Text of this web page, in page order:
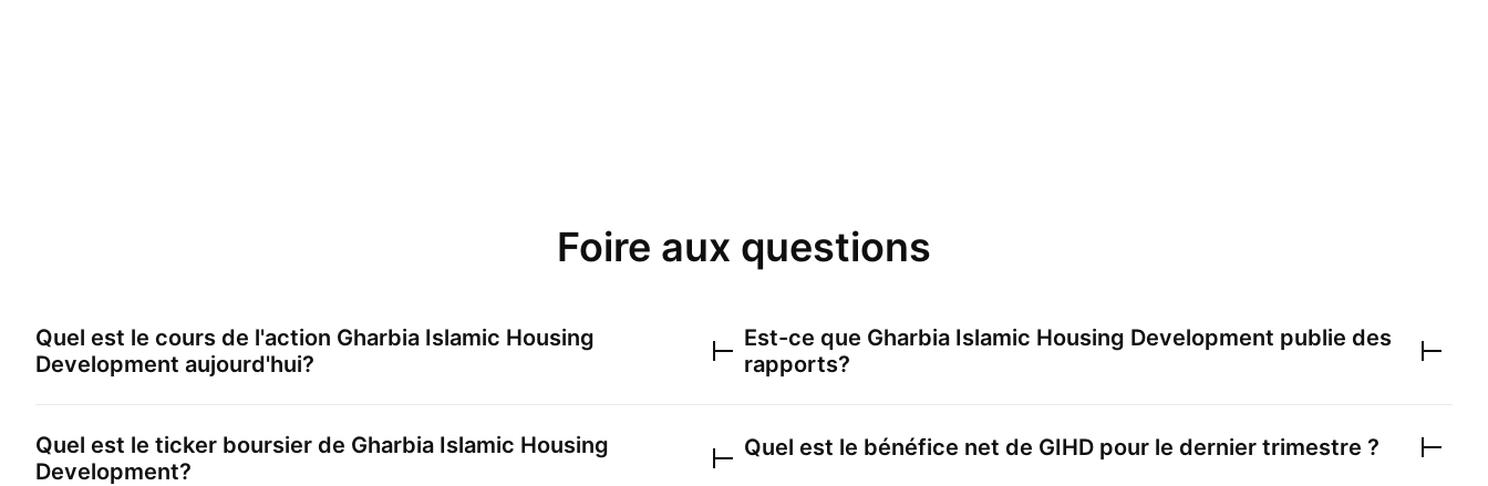
Foire aux questions
Quel est le cours de l'action Gharbia Islamic Housing
Development aujourd'hui?
Quel est le ticker boursier de Gharbia Islamic Housing
Development?
Est-ce que Gharbia Islamic Housing Development publie des
rapports?
Quel est le bénéfice net de GIHD pour le dernier trimestre ?